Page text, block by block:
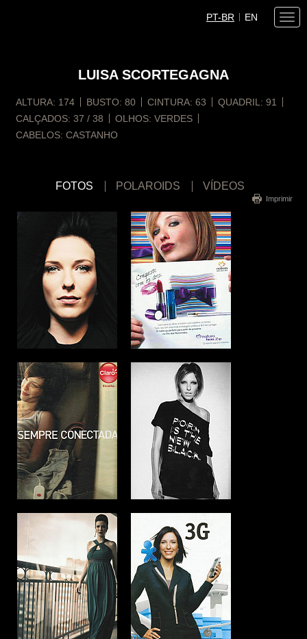
PT-BR EN
LUISASCORTEGAGNA
ALTURA: 174 BUSTO: 80 CINTURA: 63 QUADRIL: 91
CALÇADOS: 37 / 38 OLHOS: VERDES
CABELOS: CASTANHO
FOTOS POLAROIDS VÍDEOS
Imprimir